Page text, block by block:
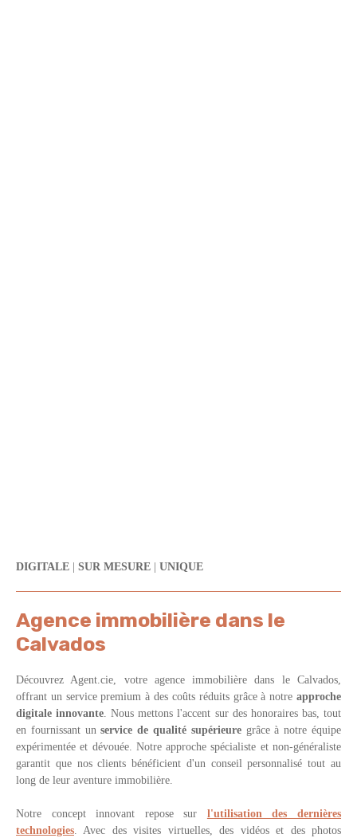
DIGITALE | SUR MESURE | UNIQUE
Agence immobilière dans le
Calvados
Découvrez Agent.cie, votre agence immobilière dans le Calvados,
offrant un service premium à des coûts réduits grâce à notre approche
digitale innovante. Nous mettons l'accent sur des honoraires bas, tout
en fournissant unservice de qualité supérieuregrâce à notre équipe
expérimentée et dévouée. Notre approche spécialiste et non-généraliste
garantit que nos clients bénéficient d'un conseil personnalisé tout au
long de leur aventure immobilière.
Notre concept innovant repose sur l'utilisation des dernières
technologies. Avec des visites virtuelles, des vidéos et des photos